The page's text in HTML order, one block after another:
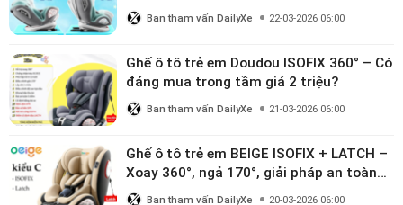
triệu
Ban tham vấn DailyXe 22-03-2026 06:00
Ghế ô tô trẻ em Doudou ISOFIX 360° – Có
đáng mua trong tầm giá 2 triệu?
Ban tham vấn DailyXe 21-03-2026 06:00
Ghế ô tô trẻ em BEIGE ISOFIX + LATCH –
Xoay 360°, ngả 170°, giải pháp an toàn
linh hoạt cho bé 0–10 tuổi
Ban tham vấn DailyXe 20-03-2026 06:00